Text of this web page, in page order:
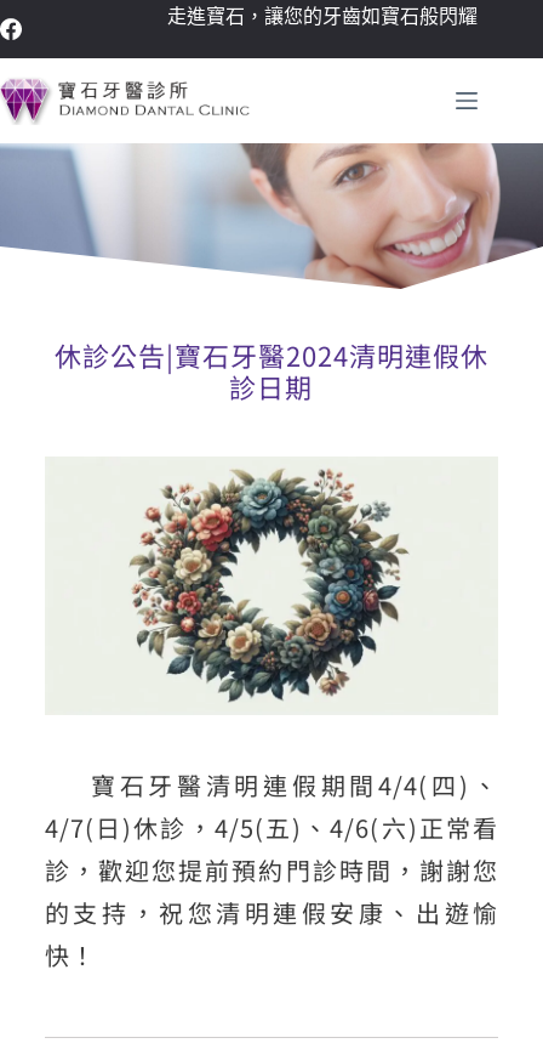
走進寶石，讓您的牙齒如寶石般閃耀
休診公告|寶石牙醫2024清明連假休
診日期
寶石牙醫清明連假期間4/4(四)、
4/7(日)休診，4/5(五)、4/6(六)正常看
診 ，歡迎您提前預約門診時間，謝謝您
的支持，祝您清明連假安康、出遊愉
快！